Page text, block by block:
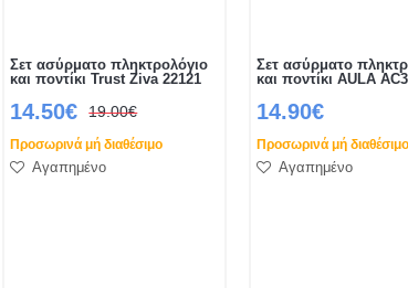
Σετ ασύρματο πληκτρολόγιο
και ποντίκι Trust Ziva 22121
14.50€ 19.00€
Προσωρινά μή διαθέσιμο
Αγαπημένο
Σετ ασύρματο
και ποντίκι AULA
14.90€
Προσωρινά μή διαθέσιμο
Αγαπημένο